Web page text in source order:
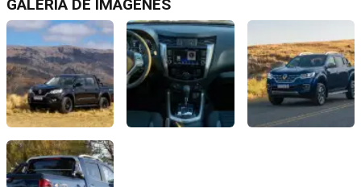
GALERÍA DE IMÁGENES